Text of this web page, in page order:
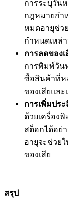
การระบุวัน
กฎหมายกำ
หมดอายุช่ว
กำหนดเหล่
การลดของเ
การพิมพ์วัน
ซื้อสินค้าที่ห
ของเสียแล
การเพิ่มปร
ด้วยเครื่อง
สต็อกได้อย่
อายุจะช่วย
ของเสีย
สรุป